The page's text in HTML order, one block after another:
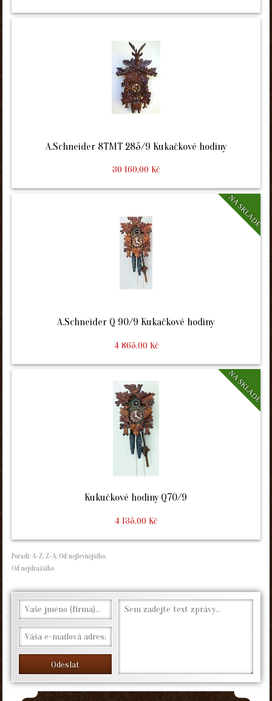
A.Schneider 8TMT 285/9 Kukačkové hodiny
30 160,00 Kč
NA SKLADE
A.Schneider Q 90/9 Kukačkové hodiny
4 865,00 Kč
NA SKLADE
Kukučkové hodiny Q70/9
4 135,00 Kč
Pořadí: A-Z Z-A Od nejlevnějšího
Od nejdražšího